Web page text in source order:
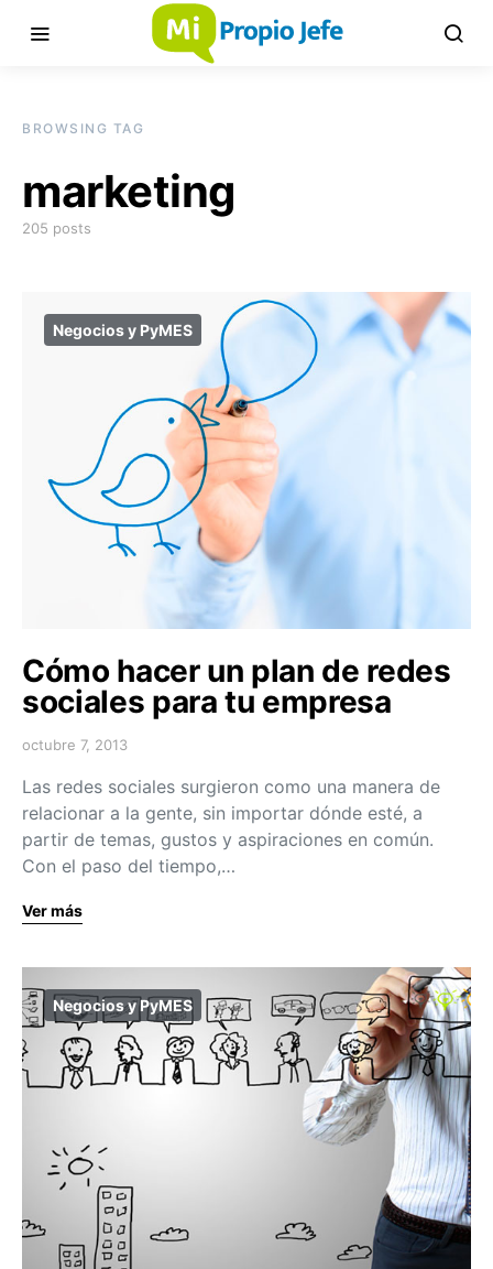
BROWSING TAG
marketing
205 posts
Negocios y PyMES
Cómo hacer un plan de redes
sociales para tu empresa
octubre 7, 2013
Las redes sociales surgieron como una manera de
relacionar a la gente, sin importar dónde esté, a
partir de temas, gustos y aspiraciones en común.
Con el paso del tiempo,…
Ver más
Negocios y PyMES